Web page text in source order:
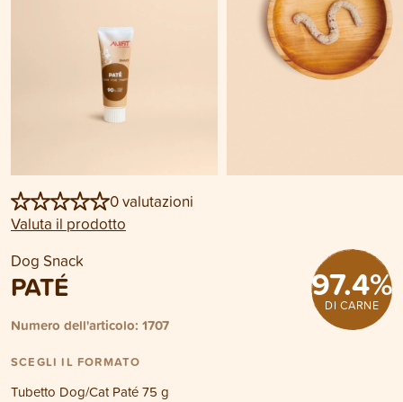
0 valutazioni
Valuta il prodotto
Dog Snack
PATÉ
Numero dell'articolo: 1707
97.4%
DI CARNE
SCEGLI IL FORMATO
Tubetto Dog/Cat Paté 75 g